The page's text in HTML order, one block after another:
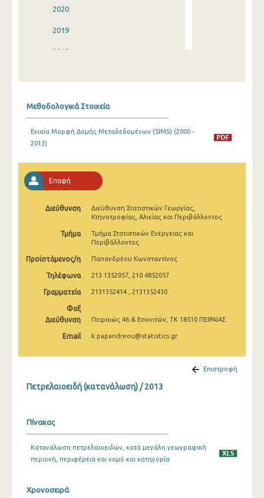
2020
2019
2018
2014
2012
2008
2006
2002
2000
Μεθοδολογικά Στοιχεία
Ενιαία Μορφή Δομής Μεταδεδομένων (SIMS) (2000 -
2013)
Επαφή
Διεύθυνση
Διεύθυνση Στατιστικών Γεωργίας,
Κτηνοτροφίας, Αλιείας και Περιβάλλοντος
Τμήμα
Τμήμα Στατιστικών Ενέργειας και
Περιβάλλοντος
Προϊστάμενος/η Παπανδρέου Κωνσταντίνος
Τηλέφωνα 213 1352057, 210 4852057
Γραμματεία 2131352414 , 2131352430
Φαξ
Διεύθυνση
Πειραιώς 46 & Επονιτών, ΤΚ 18510 ΠΕΙΡΑΙΑΣ
Email k.papandreou@statistics.gr
Επιστροφή
Πετρελαιοειδή (κατανάλωση) / 2013
Πίνακας
Κατανάλωση πετρελαιοειδών, κατά μεγάλη γεωγραφική
περιοχή, περιφέρεια και νομό και κατηγορία
Χρονοσειρά